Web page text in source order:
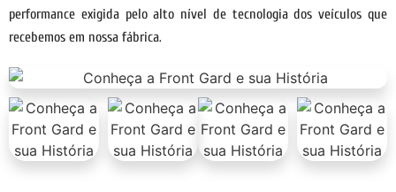
performance exigida pelo alto nível de tecnologia dos veículos que
recebemos em nossa fábrica.